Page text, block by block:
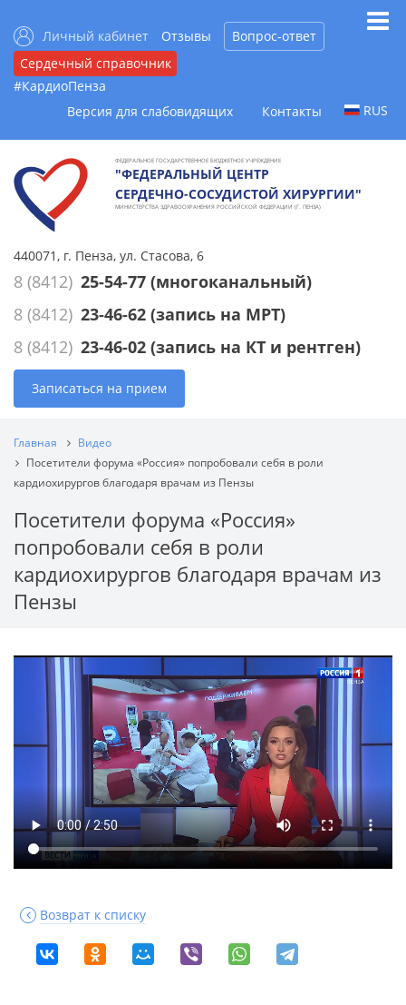
Личный кабинет Отзывы
Вопрос-ответ
Сердечный справочник
#КардиоПенза
Версия для слабовидящих
Контакты RUS
ФЕДЕРАЛЬНОЕ ГОСУДАРСТВЕННОЕ БЮДЖЕТНОЕ УЧРЕЖДЕНИЕ
"ФЕДЕРАЛЬНЫЙ ЦЕНТР
СЕРДЕЧНО-СОСУДИСТОЙ ХИРУРГИИ"
МИНИСТЕРСТВА ЗДРАВООХРАНЕНИЯ РОССИЙСКОЙ ФЕДЕРАЦИИ (Г. ПЕНЗА)
440071, г. Пенза, ул. Стасова, 6
8 (8412) 25-54-77 (многоканальный)
8 (8412) 23-46-62 (запись на МРТ)
8 (8412) 23-46-02 (запись на КТ и рентген)
Записаться на прием
Главная
Видео
Посетители форума «Россия» попробовали себя в роли
кардиохирургов благодаря врачам из Пензы
Посетители форума «Россия»
попробовали себя в роли
кардиохирургов благодаря врачам из
Пензы
Возврат к списку